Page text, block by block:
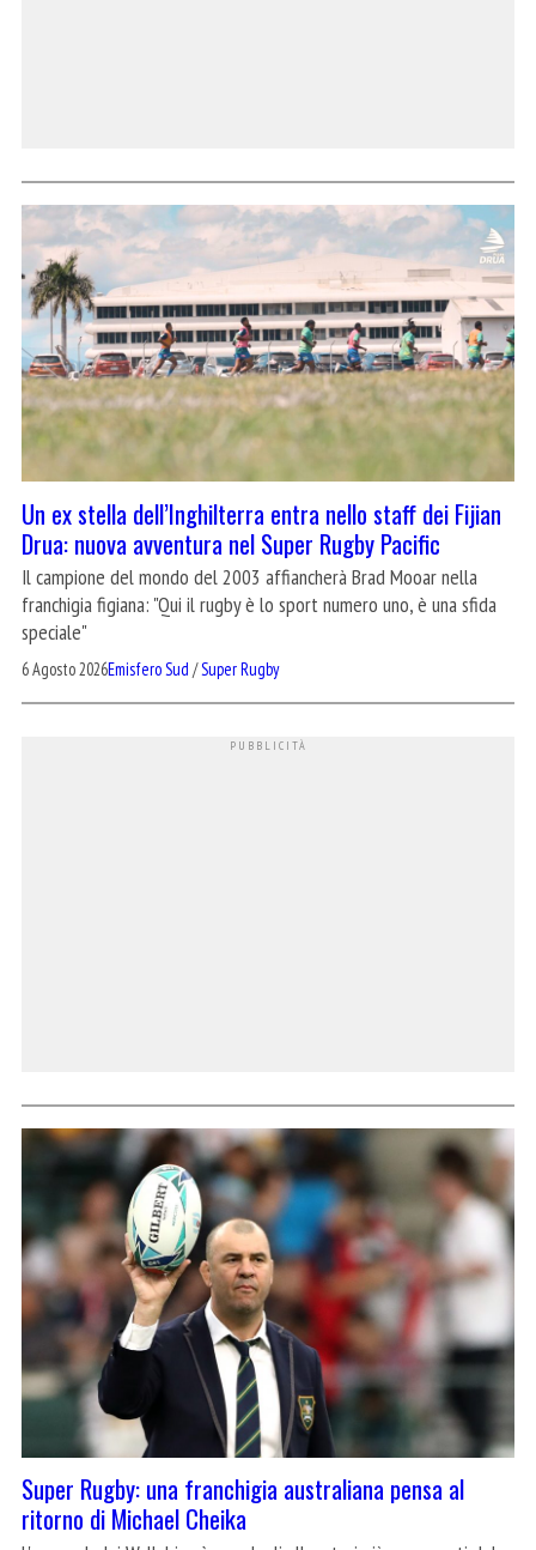
Un ex stella dell’Inghilterra entra nello staff dei Fijian
Drua: nuova avventura nel Super Rugby Pacific
Il campione del mondo del 2003 affiancherà Brad Mooar nella
franchigia figiana: "Qui il rugby è lo sport numero uno, è una sfida
speciale"
6 Agosto 2026Emisfero Sud /Super Rugby
Super Rugby: una franchigia australiana pensa al
ritorno di Michael Cheika